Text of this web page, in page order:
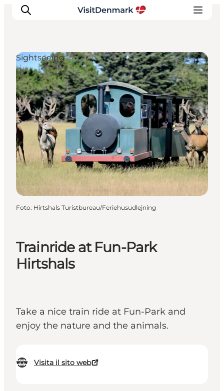
Ispirazioni
Dove andare
Cosa fare
Dove dormire
Pianifica il viaggio
Trainride at Fun-Park
Hirtshals
Take a nice train ride at Fun-Park and
enjoy the nature and the animals.
Visita il sito web
Sightseeing
Foto: Hirtshals Turistbureau/Feriehusudlejning